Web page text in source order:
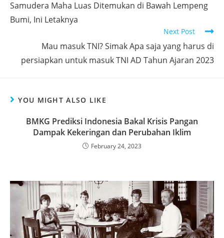
Samudera Maha Luas Ditemukan di Bawah Lempeng
Bumi, Ini Letaknya
Next Post
Mau masuk TNI? Simak Apa saja yang harus di
persiapkan untuk masuk TNI AD Tahun Ajaran 2023
YOU MIGHT ALSO LIKE
BMKG Prediksi Indonesia Bakal Krisis Pangan
Dampak Kekeringan dan Perubahan Iklim
February 24, 2023